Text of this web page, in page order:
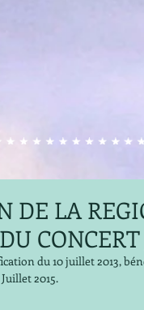
DE LA
du 10 juillet 2013,
2015.